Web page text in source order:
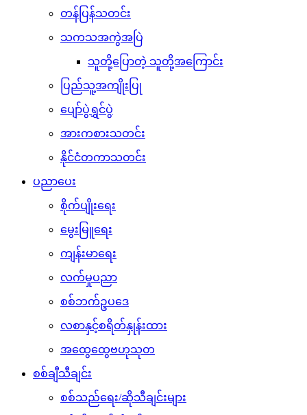
တန်ပြန်သတင်း
သကသအကွဲအပြဲ
သူတို့ပြောတဲ့ သူတို့အကြောင်း
ပြည်သူ့အကျိုးပြု
ပျော်ပွဲရွှင်ပွဲ
အားကစားသတင်း
နိုင်ငံတကာသတင်း
ပညာပေး
စိုက်ပျိုးရေး
မွေးမြူရေး
ကျန်းမာရေး
လက်မှုပညာ
စစ်ဘက်ဥပဒေ
လစာနှင့်စရိတ်နှုန်းထား
အထွေထွေဗဟုသုတ
စစ်ချီသီချင်း
စစ်သည်ရေး/ဆိုသီချင်းများ